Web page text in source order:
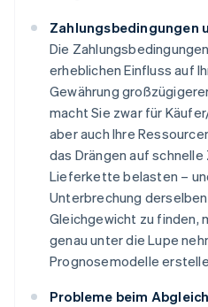
Zahlungsbedingungen
Die
erheblichen Einfluss auf
Gewährung
macht Sie zwar für
aber auch Ihre
das Drängen auf schnelle
Lieferkette belasten –
Unterbrechung
Gleichgewicht zu finden,
genau unter die Lupe
Prognosemodelle
Probleme beim Abgleich